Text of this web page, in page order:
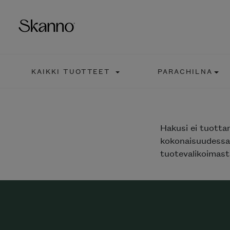
KAIKKI TUOTTEET PARACHILNA
Hakusi ei